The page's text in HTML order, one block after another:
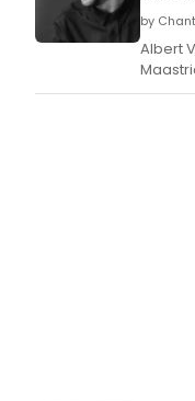
‘De
by
Albert
te